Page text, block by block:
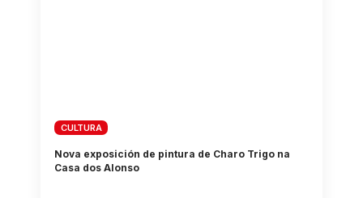
CULTURA
Nova exposición de pintura de Charo Trigo na
Casa dos Alonso